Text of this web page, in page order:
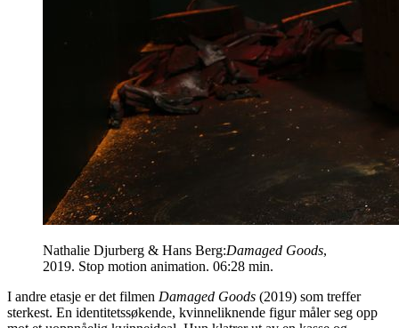
Nathalie Djurberg & Hans Berg:Damaged Goods,
2019. Stop motion animation. 06:28 min.
I andre etasje er det filmen Damaged Goods (2019) som treffer
sterkest. En identitetssøkende, kvinneliknende figur måler seg opp